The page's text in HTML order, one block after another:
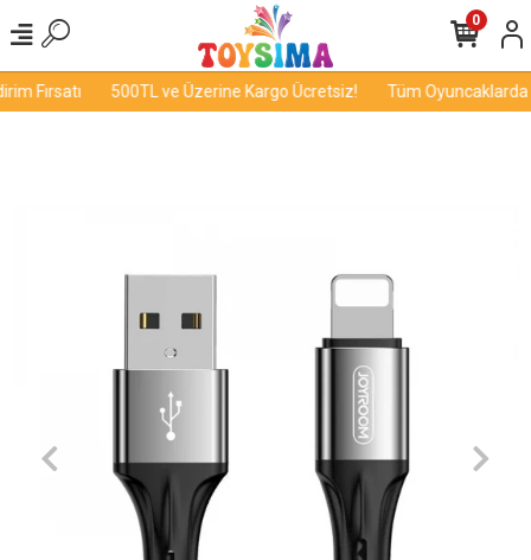
Fırsatı 500TL ve Üzerine Kargo Ücretsiz! Tüm Oyuncaklarda
0